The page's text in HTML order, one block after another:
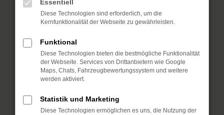
viel Leidenschaft freuen.
Fehler: Network Error
Beim Laden ist ein Fehler aufgetreten.
können:
Essentiell
Diese Technologien sind erforderlich, um die
Kernfunktionalität der Webseite zu gewährleisten.
Funktional
Diese Technologien bieten die bestmögliche Funktionalität
der Webseite. Services von Drittanbietern wie Google
Maps, Chats, Fahrzeugbewertungssystem und weitere
werden aktiviert.
Statistik und Marketing
Diese Technologien ermöglichen es uns, die Nutzung der